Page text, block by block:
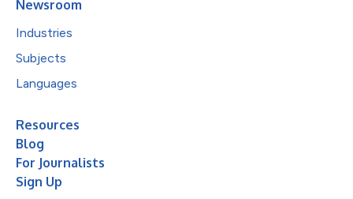
Newsroom
Industries
Subjects
Languages
Resources
Blog
For Journalists
Sign Up